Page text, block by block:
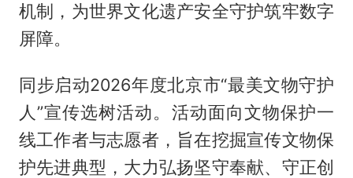
机制，为世界文化遗产安全守护筑牢数字
屏障。
同步启动2026年度北京市“最美文物守护
人”宣传选树活动。活动面向文物保护一
线工作者与志愿者，旨在挖掘宣传文物保
护先进典型，大力弘扬坚守奉献、守正创